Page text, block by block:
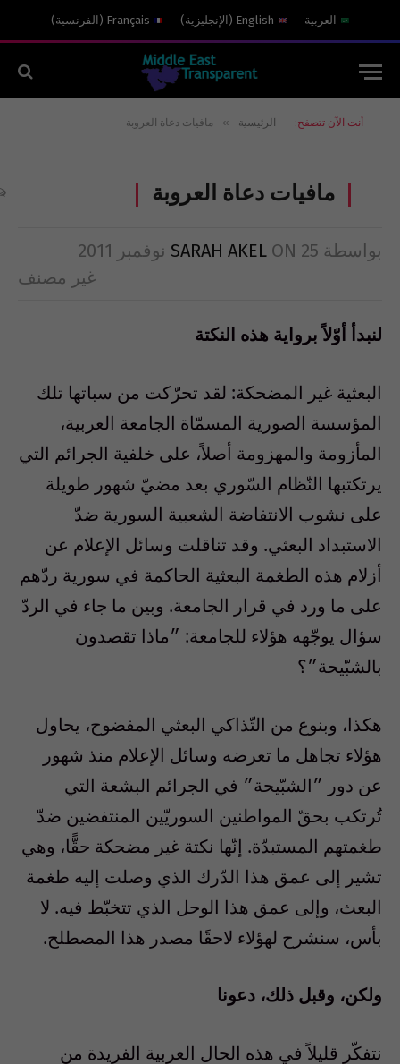
العربية English
( الإنجليزية)
Français
( الفرنسية)
أنت الآن تتصفح: الرئيسية » مافيات دعاة العروبة
مافيات دعاة العروبة
بواسطة SARAH AKEL ON 25 نوفمبر 2011
غير مصنف
لنبدأ أوّلاً برواية هذه النكتة
البعثية غير المضحكة: لقد تحرّكت من سباتها تلك
المؤسسة الصورية المسمّاة الجامعة العربية،
المأزومة والمهزومة أصلاً، على خلفية الجرائم التي
يرتكتبها النّظام السّوري بعد مضيّ شهور طويلة
على نشوب الانتفاضة الشعبية السورية ضدّ
الاستبداد البعثي. وقد تناقلت وسائل الإعلام عن
أزلام هذه الطغمة البعثية الحاكمة في سورية ردّهم
على ما ورد في قرار الجامعة. وبين ما جاء في الردّ
سؤال يوجّهه هؤلاء للجامعة: ״ماذا تقصدون
بالشبّيحة״؟
هكذا، وبنوع من التّذاكي البعثي المفضوح، يحاول
هؤلاء تجاهل ما تعرضه وسائل الإعلام منذ شهور
عن دور ״الشبّيحة״ في الجرائم البشعة التي
تُرتكب بحقّ المواطنين السوريّين المنتفضين ضدّ
طغمتهم المستبدّة. إنّها نكتة غير مضحكة حقًّا، وهي
تشير إلى عمق هذا الدّرك الذي وصلت إليه طغمة
البعث، وإلى عمق هذا الوحل الذي تتخبّط فيه. لا
بأس، سنشرح لهؤلاء لاحقًا مصدر هذا المصطلح.
ولكن، وقبل ذلك، دعونا
نتفكّر قليلاً في هذه الحال العربية الفريدة من